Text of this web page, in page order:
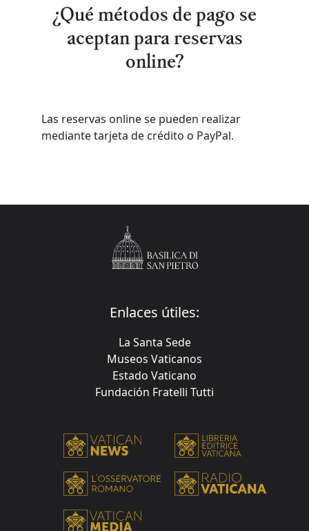
¿Qué métodos de pago se
aceptan para reservas
online?
Las reservas online se pueden realizar
mediante tarjeta de crédito o PayPal.
Enlaces útiles:
La Santa Sede
Museos Vaticanos
Estado Vaticano
Fundación Fratelli Tutti